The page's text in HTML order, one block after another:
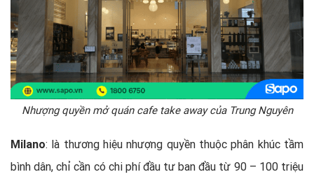
Nhượng quyền mở quán cafe take away của Trung Nguyên
Milano: là thương hiệu nhượng quyền thuộc phân khúc tầm
bình dân, chỉ cần có chi phí đầu tư ban đầu từ 90 – 100 triệu